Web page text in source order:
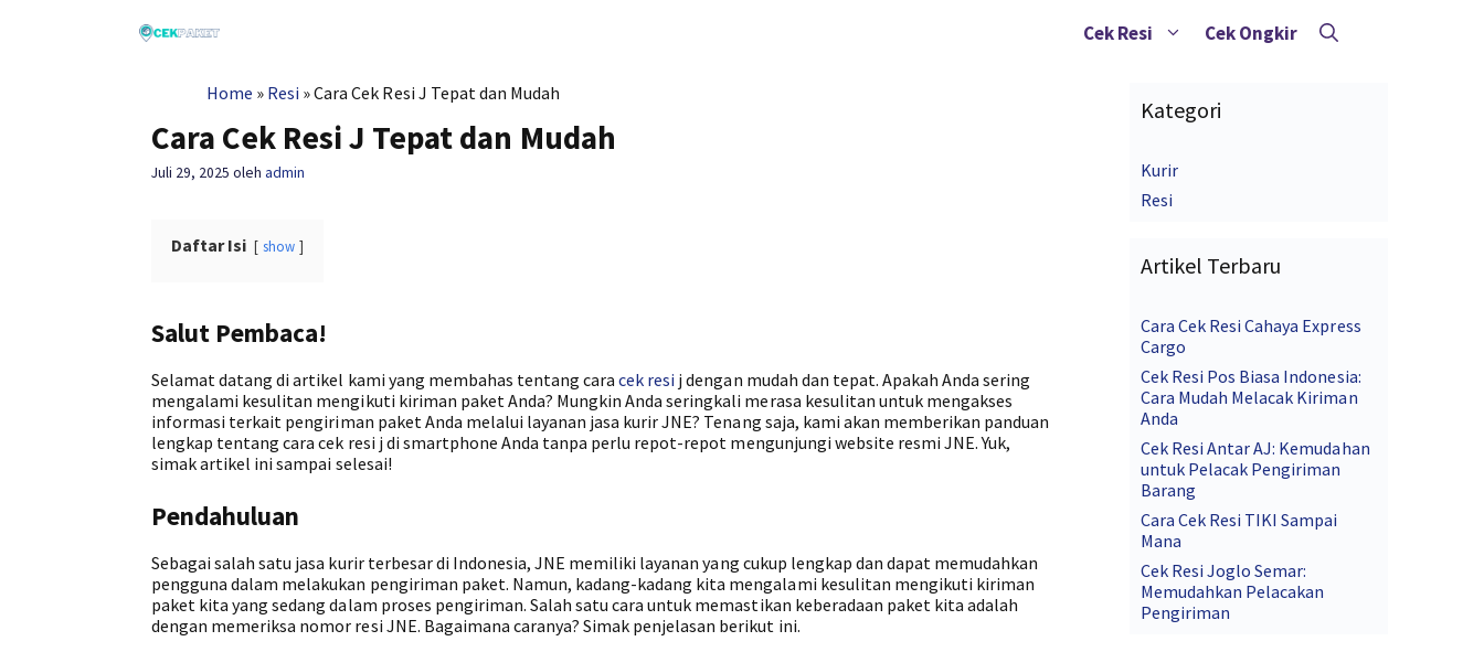
Cek Resi Cek Ongkir
Home » Resi »Cara Cek Resi J Tepat dan Mudah
Cara Cek Resi J Tepat dan Mudah
Juli 29, 2025 oleh admin
Daftar Isi show
Salut Pembaca!
Selamat datang di artikel kami yang membahas tentang caracek resi j dengan mudah dan tepat. Apakah Anda sering
mengalami kesulitan mengikuti kiriman paket Anda? Mungkin Anda seringkali merasa kesulitan untuk mengakses
informasi terkait pengiriman paket Anda melalui layanan jasa kurir JNE? Tenang saja, kami akan memberikan panduan
lengkap tentang cara cek resi j di smartphone Anda tanpa perlu repot-repot mengunjungi website resmi JNE. Yuk,
simak artikel ini sampai selesai!
Pendahuluan
Sebagai salah satu jasa kurir terbesar di Indonesia, JNE memiliki layanan yang cukup lengkap dan dapat memudahkan
pengguna dalam melakukan pengiriman paket. Namun, kadang-kadang kita mengalami kesulitan mengikuti kiriman
paket kita yang sedang dalam proses pengiriman. Salah satu cara untuk memastikan keberadaan paket kita adalah
dengan memeriksa nomor resi JNE. Bagaimana caranya? Simak penjelasan berikut ini.
Kategori
Kurir
Resi
Artikel Terbaru
Cara Cek Resi Cahaya Express
Cargo
Cek Resi Pos Biasa Indonesia:
Cara Mudah Melacak Kiriman
Anda
Cek Resi Antar AJ: Kemudahan
untuk Pelacak Pengiriman
Barang
Cara Cek Resi TIKI Sampai
Mana
Cek Resi Joglo Semar:
Memudahkan Pelacakan
Pengiriman